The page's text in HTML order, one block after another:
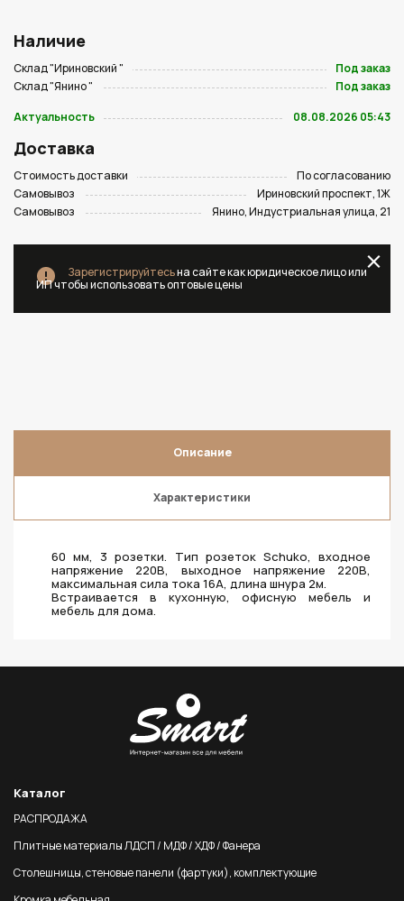
Наличие
Склад "Ириновский "
Под заказ
Склад "Янино "
Под заказ
Актуальность
08.08.2026 05:43
Доставка
Стоимость доставки
По согласованию
Самовывоз
Ириновский проспект, 1Ж
Самовывоз
Янино, Индустриальная улица, 21
Зарегистрируйтесьна сайте как юридическое лицо или
ИП чтобы использовать оптовые цены
Описание
Характеристики
60 мм, 3 розетки. Тип розеток Schuko, входное
напряжение 220В, выходное напряжение 220В,
максимальная сила тока 16А, длина шнура 2м.
Встраивается в кухонную, офисную мебель и
мебель для дома.
Каталог
РАСПРОДАЖА
Плитные материалы ЛДСП / МДФ / ХДФ / Фанера
Столешницы, стеновые панели (фартуки), комплектующие